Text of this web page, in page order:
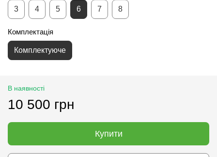
3 4 5 6 7 8
Комплектація
Комплектуюче
В наявності
10 500 грн
Купити